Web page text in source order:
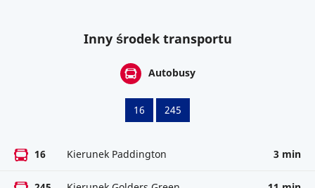
Inny środek transportu
Autobusy
16 245
16 Kierunek Paddington 3 min